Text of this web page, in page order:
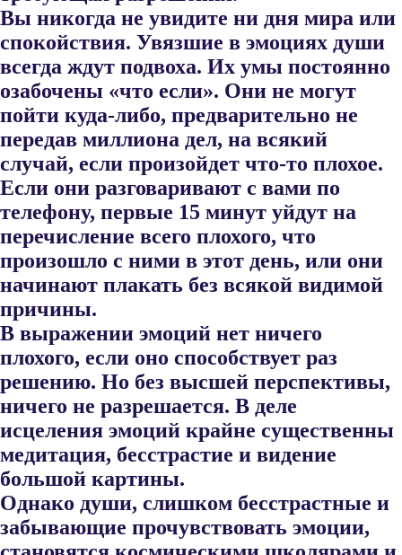
Вы никогда не увидите ни дня мира или
спокойствия. Увязшие в эмоциях души
всегда ждут подвоха. Их умы постоянно
озабочены «что если». Они не могут
пойти куда-либо, предварительно не
передав миллиона дел, на всякий
случай, если произойдет что-то плохое.
Если они разгова​ривают с вами по
телефону, первые 15 минут уйдут на
перечисление всего плохого, что
произошло с ними в этот день, или они
начинают плакать без всякой видимой
причины.
В выражении эмоций нет ничего
плохого, если оно способствует раз​
решению. Но без высшей перспективы,
ничего не разрешается. В деле
исцеления эмоций крайне существенны
медитация, бесстрастие и виде​ние
большой картины.
Однако души, слишком бесстрастные и
забываю​щие прочувствовать эмоции,